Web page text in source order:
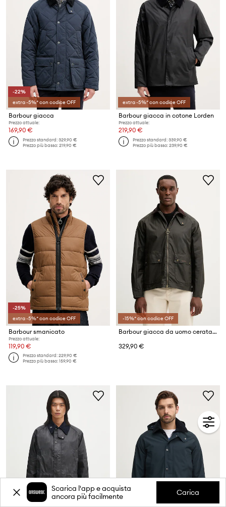
-22%
extra -5%* con codice OFF
Barbour giacca
Prezzo attuale:
169,90 €
Prezzo standard:329,90 €
Prezzo più basso:219,90 €
extra -5%* con codice OFF
Barbour giacca in cotone Lorden
Prezzo attuale:
219,90 €
Prezzo standard:339,90 €
Prezzo più basso:239,90 €
-25%
extra -5%* con codice OFF
Barbour smanicato
Prezzo attuale:
119,90 €
Prezzo standard:229,90 €
Prezzo più basso:159,90 €
-15%* con codice OFF
Barbour giacca da uomo cerata BEDALE
329,90 €
Scarica l'app e acquista
ancora più facilmente
Carica